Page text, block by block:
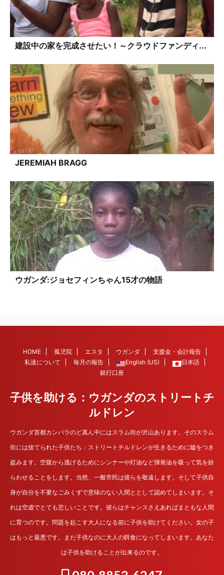
建設中の家を完成させたい！～クラウドファンディ...
JEREMIAH BRAGG
ウガンダ:ジョセフィンちゃん15才の物語
HOME 孤児院 エスタ ウガンダ
支援金・会計報告
私達について
毎月の報告 English (US)
日本語
銀行口座
子供を助ける：ウガンダのストリートチ
ルドレン
ウガンダ首都カンパラのど真ん中にはスラム街が沢山あります。そのスラム
街には捨てられた子供たち：ストリートチルドレンが生きるために嘘をつき
盗みます。空腹から逃げるためにシンナーや灯油など揮発油を吸って気を紛
らわせることをします。当然、一般市民は彼らを敬遠します。そして子供自
身が自分を不要なごみくずで意味のない人間ととして認めてしまいます。そ
れは空虚でとても悲しいことです。彼らはチャンスさえあればまともな人間
に育つのです。問題を起こす大人になる前に子供を助けてください。女の子
はもっと最悪です。まだ子供なのに大人の餌食になってしまいます。あなた
は子供を助けることが出来るのです。